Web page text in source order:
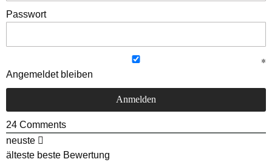
Passwort
Angemeldet bleiben
24 Comments
neuste
älteste beste Bewertung